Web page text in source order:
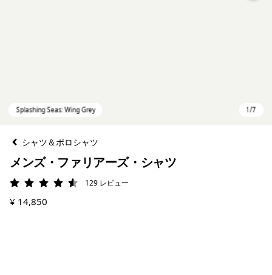
シャツ＆ポロシャツ
メンズ・ファリアーズ・シャツ
評価: 4.6 / 5129 レビュー
¥ 14,850